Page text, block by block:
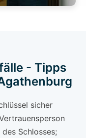
- Tipps
sicher
Schlosses;